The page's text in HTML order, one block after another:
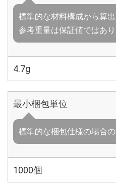
標準的な材料構成から算
参考重量は保証値ではあ
4.7g
最小梱包単位
標準的な梱包仕様の場合
1000個